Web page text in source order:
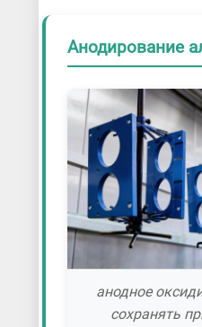
Анодирование
анодное
сохранять